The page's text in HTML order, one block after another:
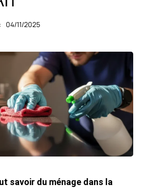
04/11/2025
savoir du ménage dans la